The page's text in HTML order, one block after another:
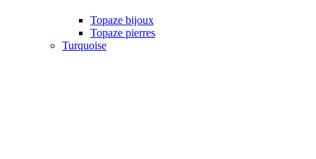
Topaze bijoux
Topaze pierres
Turquoise